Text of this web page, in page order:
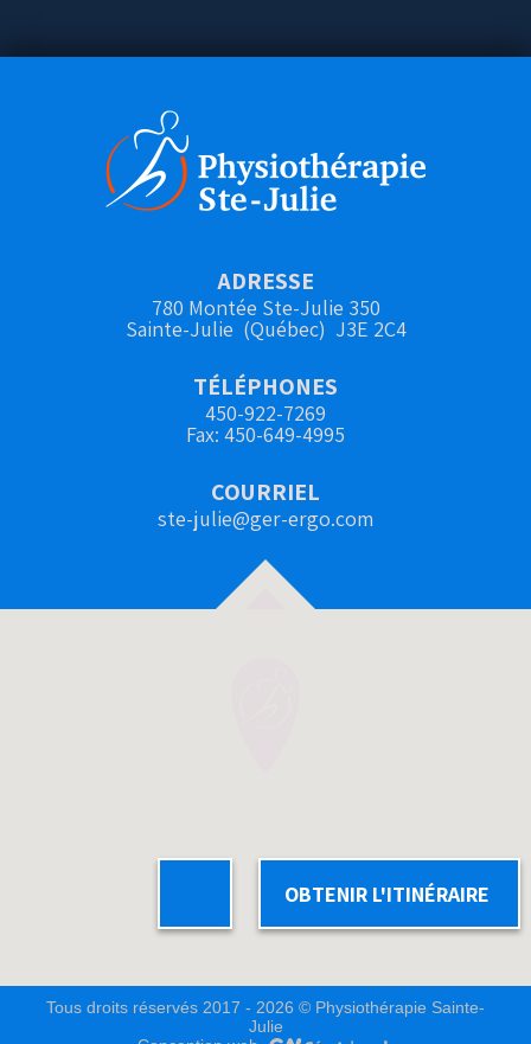
ADRESSE
780 Montée Ste-Julie 350
Sainte-Julie (Québec) J3E 2C4
TÉLÉPHONES
450-922-7269
Fax: 450-649-4995
COURRIEL
ste-julie@ger-ergo.com
OBTENIR L'ITINÉRAIRE
Tous droits réservés 2017 - 2026 © Physiothérapie Sainte-
Julie